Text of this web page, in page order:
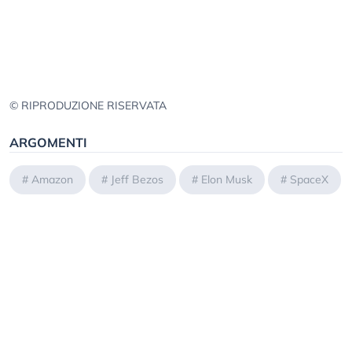
© RIPRODUZIONE RISERVATA
ARGOMENTI
# Amazon # Jeff Bezos # Elon Musk # SpaceX